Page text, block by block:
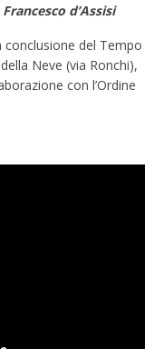
d’Assisi
del Tempo
Neve (via Ronchi),
con l’Ordine